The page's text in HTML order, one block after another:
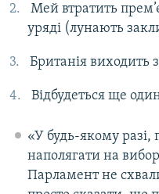
Мей втратить
уряді (лунають
Британія виходить
Відбудеться ще
«У будь-якому разі,
наполягати на
Парламент не